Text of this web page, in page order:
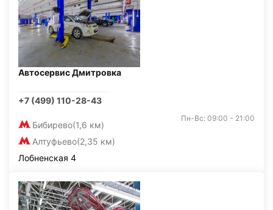
Автосервис Дмитровка
+7 (499) 110-28-43
Бибирево(1,6 км)
Алтуфьево(2,35 км)
Пн-Вс: 09:00 - 21:00
Лобненская 4